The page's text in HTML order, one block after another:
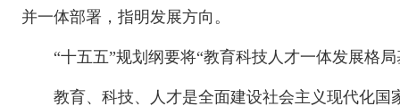
并一体部署，指明发展方向。
“十五五”规划纲要将“教育科技人才一体发展格
教育、科技、人才是全面建设社会主义现代化